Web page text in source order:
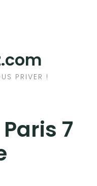
PRIVER !
Paris 7